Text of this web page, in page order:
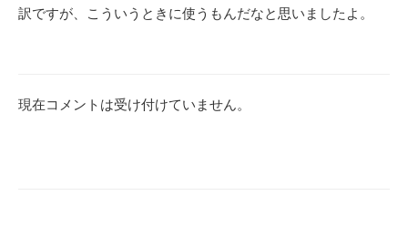
訳ですが、こういうときに使うもんだなと思いましたよ。
現在コメントは受け付けていません。